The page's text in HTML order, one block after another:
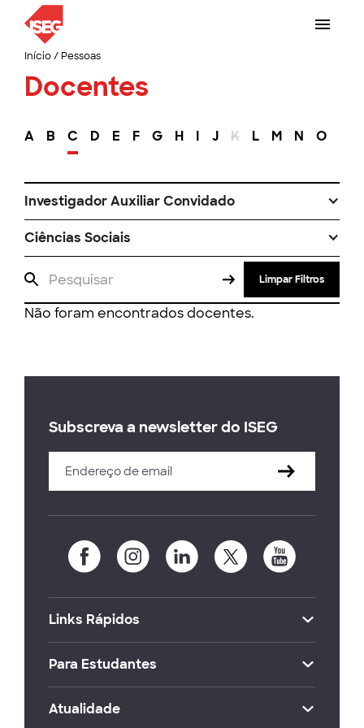
Início/ Pessoas
Docentes
A B C D E F G H I J K L M N O
Investigador Auxiliar Convidado
Ciências Sociais
Limpar Filtros
Não foram encontrados docentes.
Subscreva a newsletter do ISEG
Links Rápidos
Para Estudantes
Atualidade